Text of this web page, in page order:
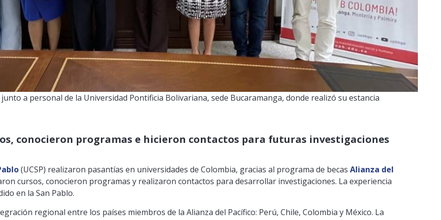
a personal de la Universidad Pontificia Bolivariana, sede Bucaramanga, donde realizó su estancia
conocieron programas e hicieron contactos para futuras investigaciones
(UCSP) realizaron pasantías en universidades de Colombia, gracias al programa de becas Alianza del
cursos, conocieron programas y realizaron contactos para desarrollar investigaciones. La experiencia
en la San Pablo.
regional entre los países miembros de la Alianza del Pacífico: Perú, Chile, Colombia y México. La